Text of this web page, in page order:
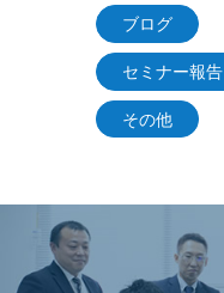
ブログ
セミナー報告
その他